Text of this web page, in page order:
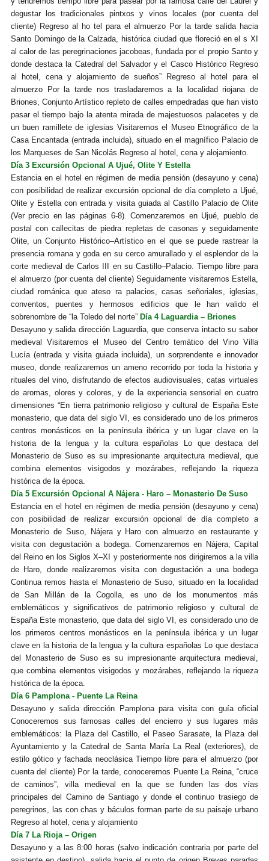
degustar los tradicionales pintxos y vinos locales (por cuenta del
cliente) Regreso al ho tel para el almuerzo Por la tarde salida hacia
Santo Domingo de la Calzada, histórica ciudad que floreció en el s XI
al calor de las peregrinaciones jacobeas, fundada por el propio Santo y
donde destaca la Catedral del Salvador y el Casco Histórico Regreso
al hotel, cena y alojamiento de sueños” Regreso al hotel para el
almuerzo Por la tarde nos trasladaremos a la localidad riojana de
Briones, Conjunto Artístico repleto de calles empedradas que han visto
pasar el tiempo bajo la atenta mirada de majestuosos palacetes y de
un buen ramillete de iglesias Visitaremos el Museo Etnográfico de la
Casa Encantada (entrada incluida), situado en el magnífico Palacio de
los Marqueses de San Nicolás Regreso al hotel, cena y alojamiento.
Día 3 Excursión Opcional A Ujué, Olite Y Estella
Estancia en el hotel en régimen de media pensión (desayuno y cena)
con posibilidad de realizar excursión opcional de día completo a Ujué,
Olite y Estella con entrada y visita guiada al Castillo Palacio de Olite
(Ver precio en las páginas 6-8). Comenzaremos en Ujué, pueblo de
postal con callecitas de piedra repletas de casonas y seguidamente
Olite, un Conjunto Histórico–Artístico en el que se puede rastrear la
presencia romana y goda en su cerco amurallado y el esplendor de la
corte medieval de Carlos III en su Castillo–Palacio. Tiempo libre para
el almuerzo (por cuenta del cliente) Seguidamente visitaremos Estella,
ciudad románica que ateso ra palacios, casas señoriales, iglesias,
conventos, puentes y hermosos edificios que le han valido el
sobrenombre de “la Toledo del norte” Día 4 Laguardia – Briones
Desayuno y salida dirección Laguardia, que conserva intacto su sabor
medieval Visitaremos el Museo del Centro temático del Vino Villa
Lucía (entrada y visita guiada incluida), un sorprendente e innovador
museo, donde realizaremos un ameno recorrido por toda la historia y
rituales del vino, disfrutando de efectos audiovisuales, catas virtuales
de aromas, olores y colores, y de la experiencia sensorial en cuatro
dimensiones “En tierra patrimonio religioso y cultural de España Este
monasterio, que data del siglo VI, es considerado uno de los primeros
centros monásticos en la península ibérica y un lugar clave en la
historia de la lengua y la cultura españolas Lo que destaca del
Monasterio de Suso es su impresionante arquitectura medieval, que
combina elementos visigodos y mozárabes, reflejando la riqueza
histórica de la época.
Día 5 Excursión Opcional A Nájera - Haro – Monasterio De Suso
Estancia en el hotel en régimen de media pensión (desayuno y cena)
con posibilidad de realizar excursión opcional de día completo a
Monasterio de Suso, Nájera y Haro con almuerzo en restaurante y
visita con degustación a bodega. Comenzaremos en Nájera, Capital
del Reino en los Siglos X–XI y posteriormente nos dirigiremos a la villa
de Haro, donde realizaremos visita con degustación a una bodega
Continua remos hasta el Monasterio de Suso, situado en la localidad
de San Millán de la Cogolla, es uno de los monumentos más
emblemáticos y significativos de patrimonio religioso y cultural de
España Este monasterio, que data del siglo VI, es considerado uno de
los primeros centros monásticos en la península ibérica y un lugar
clave en la historia de la lengua y la cultura españolas Lo que destaca
del Monasterio de Suso es su impresionante arquitectura medieval,
que combina elementos visigodos y mozárabes, reflejando la riqueza
histórica de la época.
Día 6 Pamplona - Puente La Reina
Desayuno y salida dirección Pamplona para visita con guía oficial
Conoceremos sus famosas calles del encierro y sus lugares más
emblemáticos: la Plaza del Castillo, el Paseo Sarasate, la Plaza del
Ayuntamiento y la Catedral de Santa María La Real (exteriores), de
estilo gótico y fachada neoclásica Tiempo libre para el almuerzo (por
cuenta del cliente) Por la tarde, conoceremos Puente La Reina, “cruce
de caminos”, villa medieval en la que se funden las dos vías
principales del Camino de Santiago y donde el continuo trasiego de
peregrinos, las con chas y báculos forman parte de su paisaje urbano
Regreso al hotel, cena y alojamiento
Día 7 La Rioja – Origen
Desayuno y a las 8:00 horas (salvo indicación contraria por parte del